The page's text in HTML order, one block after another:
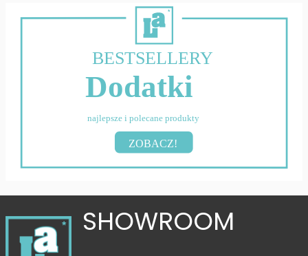
BESTSELLERY
Dodatki
najlepsze i polecane produkty
ZOBACZ!
SHOWROOM